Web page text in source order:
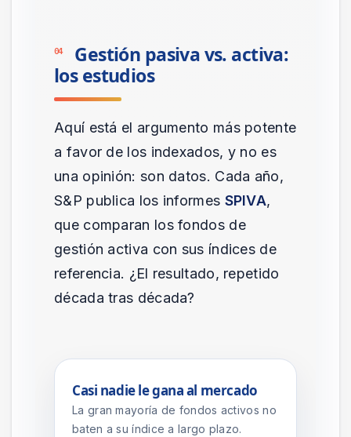
04
Gestión pasiva vs. activa:
los estudios
Aquí está el argumento más potente
a favor de los indexados, y no es
una opinión: son datos. Cada año,
S&P publica los informes SPIVA,
que comparan los fondos de
gestión activa con sus índices de
referencia. ¿El resultado, repetido
década tras década?
Casi nadie le gana al mercado
La gran mayoría de fondos activos no
baten a su índice a largo plazo.